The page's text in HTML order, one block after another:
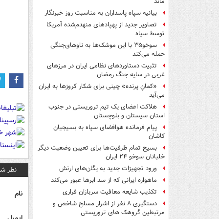
بیانیه سپاه پاسداران به مناسبت روز خبرنگار
تصاویر جدید از پهپادهای منهدم‌شده آمریکا
توسط سپاه
سوخو۳۵ با این موشک‌ها به ناوهای‌جنگی
حمله می‌کند
تثبیت دستاوردهای نظامی ایران در مرزهای
غربی در سایه جنگ رمضان
«کمانِ پرنده» چینی برای شکار کروزها به ایران
می‌آید
هلاکت اعضای یک تیم تروریستی در جنوب
استان سیستان و بلوچستان
پیام فرمانده هوافضای سپاه به بسیجیان
کاشان
بسیج تمام ظرفیت‌ها برای تعیین وضعیت دیگر
خلبانان سوخو ۲۴ ایران
ورود تجهیزات جدید به یگان‌های ارتش
ماهواره ایرانی که از سد ابرها عبور می‌کند
تکذیب شایعه معافیت سربازان فراری
دستگیری ۸ نفر از اشرار مسلح شاخص و
مرتبطین گروهک های تروریستی
نظر
نام